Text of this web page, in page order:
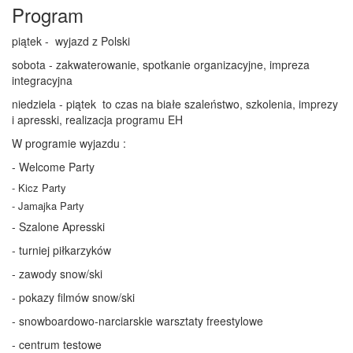
Program
piątek - wyjazd z Polski
sobota - zakwaterowanie, spotkanie organizacyjne, impreza
integracyjna
niedziela - piątek to czas na białe szaleństwo, szkolenia, imprezy
i apresski, realizacja programu EH
W programie wyjazdu :
- Welcome Party
- Kicz Party
- Jamajka Party
- Szalone Apresski
- turniej piłkarzyków
- zawody snow/ski
- pokazy filmów snow/ski
- snowboardowo-narciarskie warsztaty freestylowe
- centrum testowe